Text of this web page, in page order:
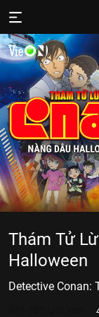
Thám Tử
Halloween
Detective Conan: